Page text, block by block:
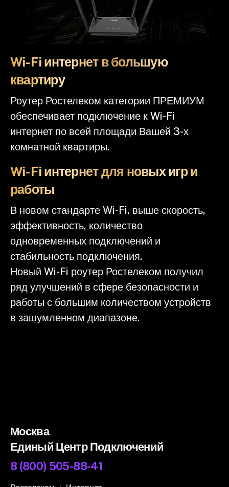
Wi-Fi интернет в большую
квартиру
Роутер Ростелеком категории ПРЕМИУМ
обеспечивает подключение к Wi-Fi
интернет по всей площади Вашей 3-х
комнатной квартиры.
Wi-Fi интернет для новых игр и
работы
В новом стандарте Wi-Fi, выше скорость,
эффективность, количество
одновременных подключений и
стабильность подключения.
Новый Wi-Fi роутер Ростелеком получил
ряд улучшений в сфере безопасности и
работы с большим количеством устройств
в зашумленном диапазоне.
Москва
Единый Центр Подключений
8 (800) 505-88-41